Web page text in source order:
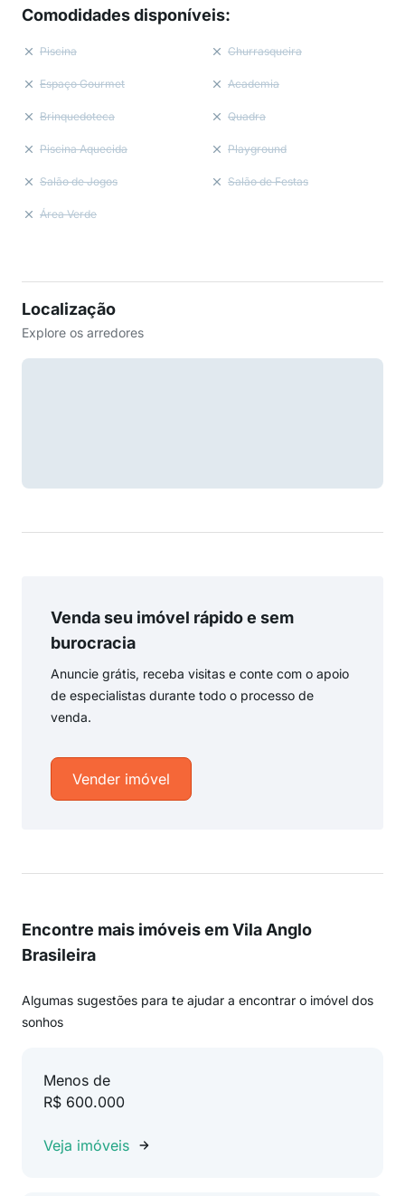
Comodidades disponíveis:
Piscina Churrasqueira
Espaço Gourmet Academia
Brinquedoteca Quadra
Piscina Aquecida Playground
Salão de Jogos Salão de Festas
Área Verde
Localização
Explore os arredores
Venda seu imóvel rápido e sem
burocracia
Anuncie grátis, receba visitas e conte com o apoio
de especialistas durante todo o processo de
venda.
Vender imóvel
Encontre mais imóveis em Vila Anglo
Brasileira
Algumas sugestões para te ajudar a encontrar o imóvel dos
sonhos
Menos de
R$ 600.000
Veja imóveis